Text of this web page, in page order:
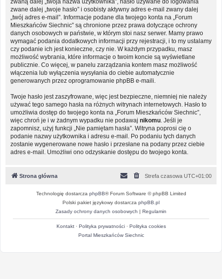
zwane dalej „twoje hasło” i osobisty aktywny adres e-mail zwany dalej
„twój adres e-mail”. Informacje podane dla twojego konta na „Forum
Mieszkańców Siechnic” są chronione przez prawa dotyczące ochrony
danych osobowych w państwie, w którym stoi nasz serwer. Mamy prawo
wymagać podania dodatkowych informacji przy rejestracji, i to my ustalamy
czy podanie ich jest konieczne, czy nie. W każdym przypadku, masz
możliwość wybrania, które informacje o twoim koncie są wyświetlane
publicznie. Co więcej, w panelu zarządzania kontem masz możliwość
włączenia lub wyłączenia wysyłania do ciebie automatycznie
generowanych przez oprogramowanie phpBB e-maili.
Twoje hasło jest zaszyfrowane, więc jest bezpieczne, niemniej nie należy
używać tego samego hasła na różnych witrynach internetowych. Hasło to
umożliwia dostęp do twojego konta na „Forum Mieszkańców Siechnic”,
więc chroń je i w żadnym wypadku nie podawaj nikomu . Jeśli je
zapomnisz, użyj funkcji „Nie pamiętam hasła”. Witryna poprosi cię o
podanie nazwy użytkownika i adresu e-mail. Po podaniu tych danych
zostanie wygenerowane nowe hasło i przesłane na podany przez ciebie
adres e-mail. Umożliwi ono odzyskanie dostępu do twojego konta.
Strona główna Strefa czasowa UTC+01:00
Technologię dostarcza phpBB® Forum Software © phpBB Limited
Polski pakiet językowy dostarcza phpBB.pl
Zasady ochrony danych osobowych | Regulamin
Kontakt· Polityka prywatności· Polityka cookies
Portal Mieszkańców Siechnic